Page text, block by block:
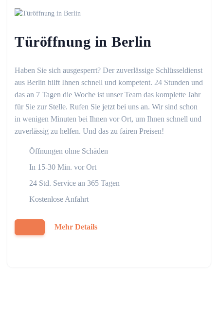
Türöffnung in Berlin
Haben Sie sich ausgesperrt? Der zuverlässige Schlüsseldienst
aus Berlin hilft Ihnen schnell und kompetent. 24 Stunden und
das an 7 Tagen die Woche ist unser Team das komplette Jahr
für Sie zur Stelle. Rufen Sie jetzt bei uns an. Wir sind schon
in wenigen Minuten bei Ihnen vor Ort, um Ihnen schnell und
zuverlässig zu helfen. Und das zu fairen Preisen!
Öffnungen ohne Schäden
In 15-30 Min. vor Ort
24 Std. Service an 365 Tagen
Kostenlose Anfahrt
Mehr Details